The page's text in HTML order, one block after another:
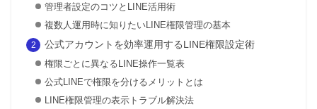
管理者設定のコツとLINE活用術
複数人運用時に知りたいLINE権限管理の基本
公式アカウントを効率運用するLINE権限設定術
権限ごとに異なるLINE操作一覧表
公式LINEで権限を分けるメリットとは
LINE権限管理の表示トラブル解決法